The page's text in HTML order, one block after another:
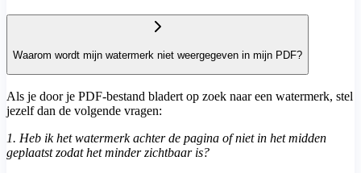
Waarom wordt mijn watermerk niet weergegeven in mijn PDF?
Als je door je PDF-bestand bladert op zoek naar een watermerk, stel
jezelf dan de volgende vragen:
1. Heb ik het watermerk achter de pagina of niet in het midden
geplaatst zodat het minder zichtbaar is?